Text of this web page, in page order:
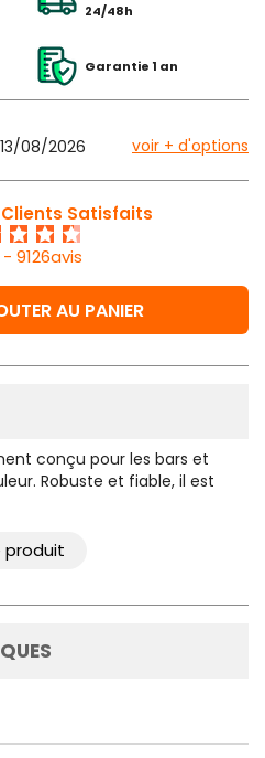
24/48h
Garantie 1 an
13/08/2026 voir + d'options
Satisfaits
9126avis
AU PANIER
conçu pour les bars et
Robuste et fiable, il est
produit